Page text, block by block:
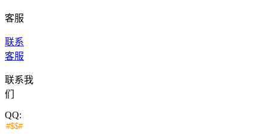
客服
联系
客服
联系我
们
QQ: